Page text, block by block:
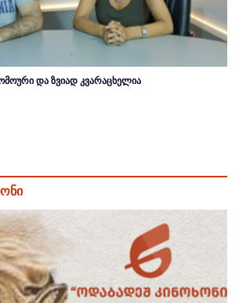
და ზვიად კვარაცხელია